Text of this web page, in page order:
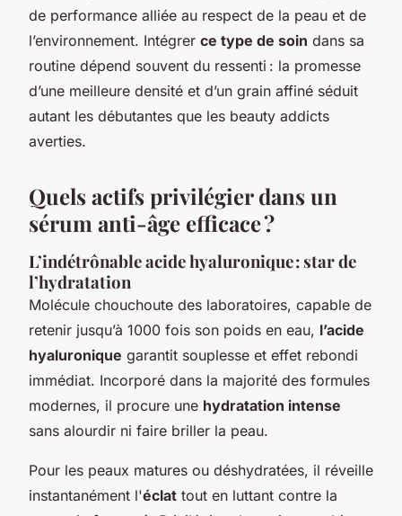
de performance alliée au respect de la peau et de
l’environnement. Intégrer ce type de soin dans sa
routine dépend souvent du ressenti : la promesse
d’une meilleure densité et d’un grain affiné séduit
autant les débutantes que les beauty addicts
averties.
Quels actifs privilégier dans un
sérum anti-âge efficace ?
L’indétrônable acide hyaluronique : star de
l’hydratation
Molécule chouchoute des laboratoires, capable de
retenir jusqu’à 1000 fois son poids en eau, l’acide
hyaluronique garantit souplesse et effet rebondi
immédiat. Incorporé dans la majorité des formules
modernes, il procure une hydratation intense
sans alourdir ni faire briller la peau.
Pour les peaux matures ou déshydratées, il réveille
instantanément l'éclat tout en luttant contre la